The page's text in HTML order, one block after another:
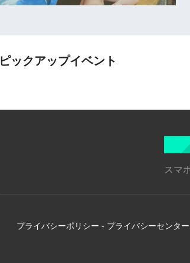
ピックアップイベント
スマ
プライバシーポリシー - プライバシーセンター